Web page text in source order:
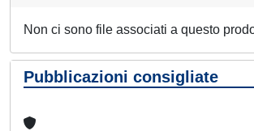
Non ci sono file associati a questo
Pubblicazioni consigliate